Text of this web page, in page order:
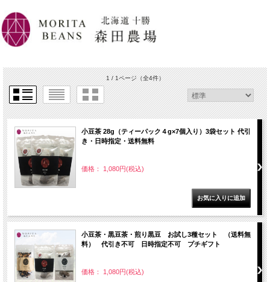
1 / 1ページ（全4件）
小豆茶 28g（ティーパック４g×7個入り）3袋セット 代引
き・日時指定・送料無料
価格： 1,080円(税込)
小豆茶・黒豆茶・煎り黒豆 お試し3種セット （送料無
料） 代引き不可 日時指定不可 プチギフト
価格： 1,080円(税込)